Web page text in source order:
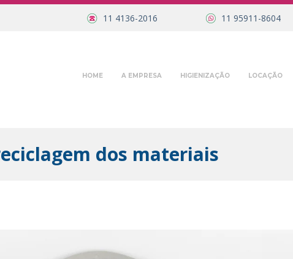
11 4136-2016 11 95911-8604
HOME A EMPRESA HIGIENIZAÇÃO LOCAÇÃO
dos materiais